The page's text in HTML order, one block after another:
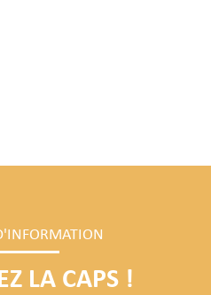
LA CAPS !